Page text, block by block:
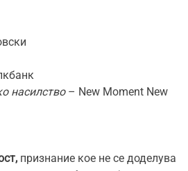
насилство– New Moment New
признание кое не се доделува